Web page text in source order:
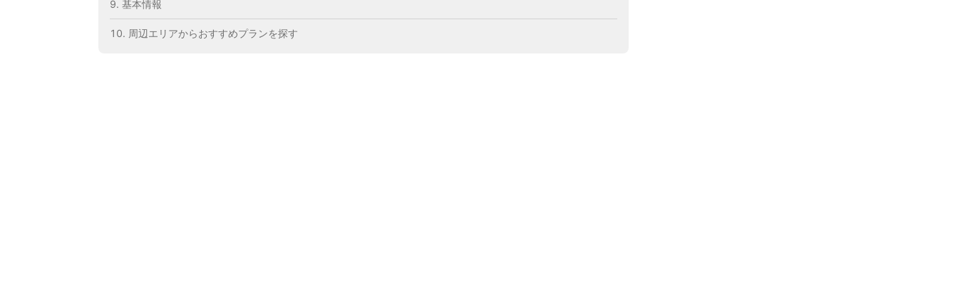
基本情報
周辺エリアからおすすめプランを探す